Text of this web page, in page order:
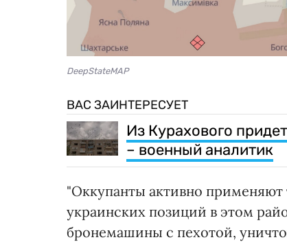
DeepStateMAP
ВАС ЗАИНТЕРЕСУЕТ
Из Курахового
– военный аналитик
"Оккупанты активно
украинских позиций в этом
бронемашины с пехотой,